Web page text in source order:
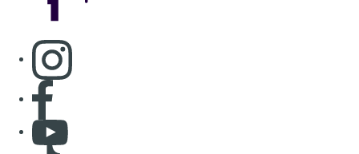
Consulter page Instagram
Consulter page Facebook
Consulter Youtube